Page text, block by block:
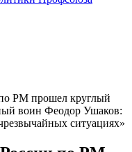
РМ прошел круглый
воин Феодор Ушаков:
ситуациях»